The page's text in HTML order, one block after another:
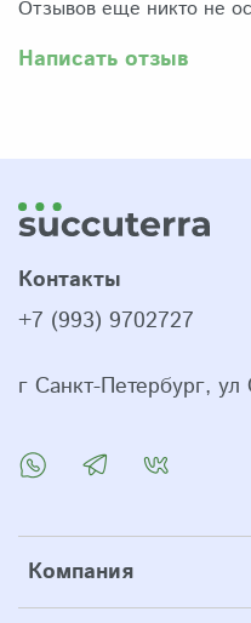
Отзывов еще никто не
Написать отзыв
Компания
Контакты
+7 (993) 9702727
г Санкт-Петербург,